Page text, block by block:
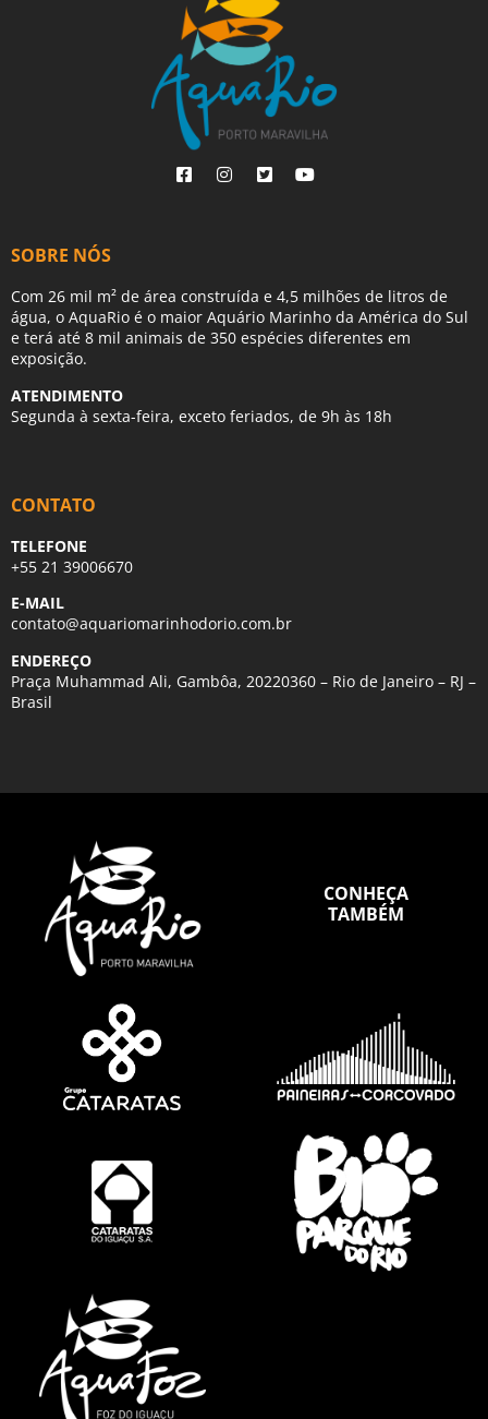
SOBRE NÓS
Com 26 mil m² de área construída e 4,5 milhões de litros de
água, o AquaRio é o maior Aquário Marinho da América do Sul
e terá até 8 mil animais de 350 espécies diferentes em
exposição.
ATENDIMENTO
Segunda à sexta-feira, exceto feriados, de 9h às 18h
CONTATO
TELEFONE
+55 21 39006670
E-MAIL
contato@aquariomarinhodorio.com.br
ENDEREÇO
Praça Muhammad Ali, Gambôa, 20220360 – Rio de Janeiro – RJ –
Brasil
CONHEÇA
TAMBÉM